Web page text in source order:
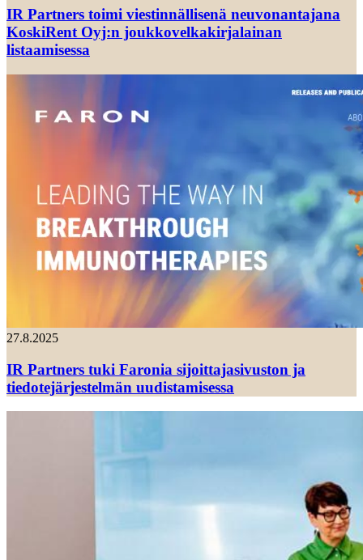
IR Partners toimi viestinnällisenä neuvonantajana
KoskiRent Oyj:n joukkovelkakirjalainan
listaamisessa
27.8.2025
IR Partners tuki Faronia sijoittajasivuston ja
tiedotejärjestelmän uudistamisessa